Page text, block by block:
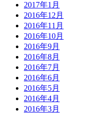
2017年1月
2016年12月
2016年11月
2016年10月
2016年9月
2016年8月
2016年7月
2016年6月
2016年5月
2016年4月
2016年3月